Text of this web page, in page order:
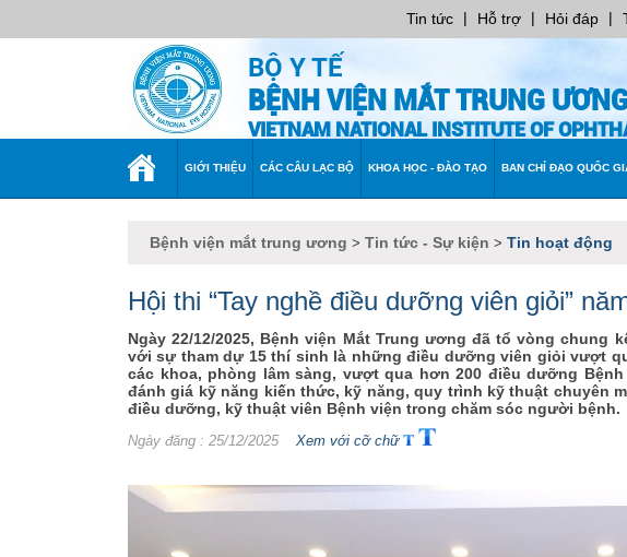
Tin tức | Hỗ trợ | Hỏi đáp |
BỘ Y TẾ
BỆNH VIỆN MẮT TRUNG
VIETNAM NATIONAL INSTITUTE OF
TRANG GIỚI THIỆU CÁC CÂU LẠC BỘ KHOA HỌC - ĐÀO TẠO BAN CHỈ ĐẠO QUỐC
Bệnh viện mắt trung ương > Tin tức - Sự kiện > Tin hoạt động
Hội thi “Tay nghề điều dưỡng viên giỏi”
Ngày 22/12/2025, Bệnh viện Mắt Trung ương đã tổ vòng chung
với sự tham dự 15 thí sinh là những điều dưỡng viên giỏi vượt
các khoa, phòng lâm sàng, vượt qua hơn 200 điều dưỡng
đánh giá kỹ năng kiến thức, kỹ năng, quy trình kỹ thuật chuyên
điều dưỡng, kỹ thuật viên Bệnh viện trong chăm sóc người bệnh.
Ngày đăng : 25/12/2025 Xem với cỡ chữ